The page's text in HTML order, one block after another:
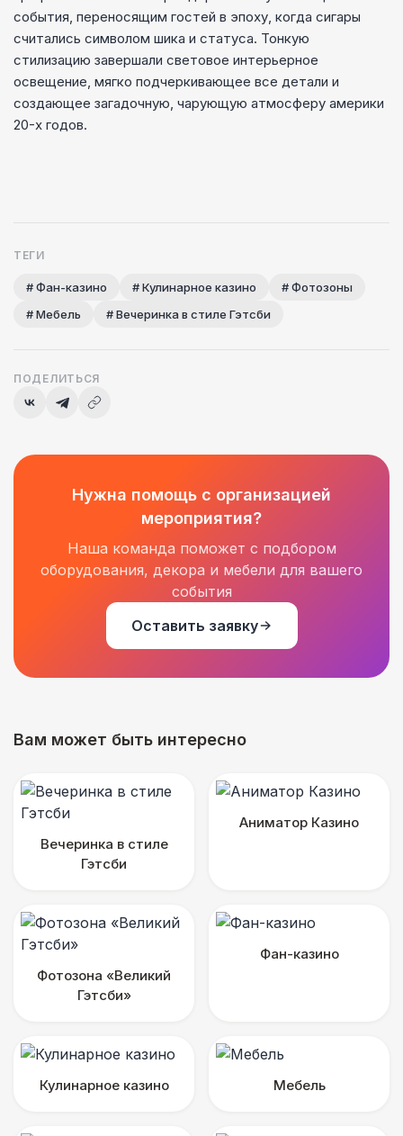
события, переносящим гостей в эпоху, когда сигары
считались символом шика и статуса. Тонкую
стилизацию завершали световое интерьерное
освещение, мягко подчеркивающее все детали и
создающее загадочную, чарующую атмосферу америки
20-х годов.
ТЕГИ
# Фан-казино # Кулинарное казино
# Фотозоны
# Мебель
# Вечеринка в стиле Гэтсби
ПОДЕЛИТЬСЯ
Нужна помощь с организацией
мероприятия?
Наша команда поможет с подбором
оборудования, декора и мебели для вашего
события
Оставить заявку
Вам может быть интересно
Вечеринка в стиле
Гэтсби
Аниматор Казино
Фотозона «Великий
Гэтсби»
Фан-казино
Кулинарное казино Мебель